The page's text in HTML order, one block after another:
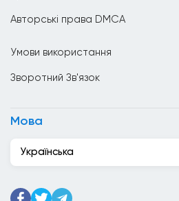
Гана
Гватемала
Грузія
Авторські права DMCA
Умови використання
Зворотний Зв'язок
Мова
Українська